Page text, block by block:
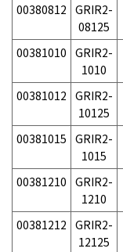
00380812 GRIR2-
08125
00381010 GRIR2-
1010
00381012 GRIR2-
10125
00381015 GRIR2-
1015
00381210 GRIR2-
1210
00381212 GRIR2-
12125